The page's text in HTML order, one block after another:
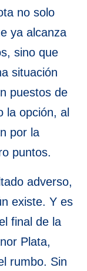
no solo
ya alcanza
sino que
situación
puestos de
la opción, al
por la
puntos.
adverso,
existe. Y es
final de la
Plata,
rumbo. Sin